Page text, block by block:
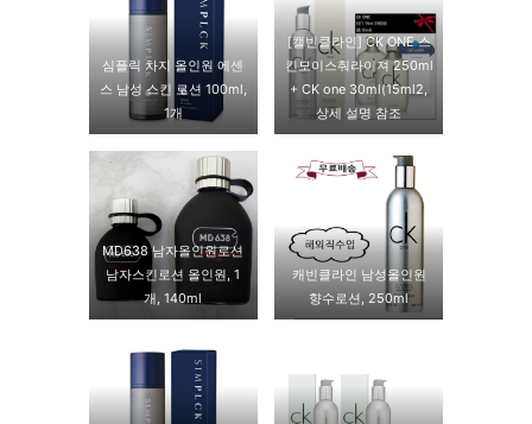
심플릭 차지 올인원 에센
스 남성 스킨 로션 100ml,
1개
[캘빈클라인] CK ONE 스
킨모이스춰라이져 250ml
+ CK one 30ml(15ml2,
상세 설명 참조
MD638 남자올인원로션
남자스킨로션 올인원, 1
개, 140ml
캐빈클라인 남성올인원
향수로션, 250ml